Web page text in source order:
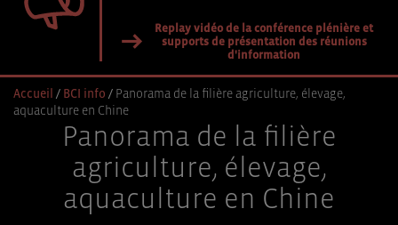
Replay vidéo de la conférence plénière et
supports de présentation des réunions
d'information
Accueil / BCI info / Panorama de la filière agriculture, élevage,
aquaculture en Chine
Panorama de la filière
agriculture, élevage,
aquaculture en Chine